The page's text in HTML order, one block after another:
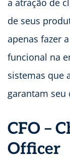
de seus
apenas fazer
funcional na
sistemas que
garantam
CFO –
Officer